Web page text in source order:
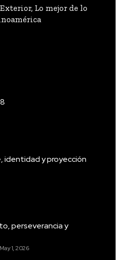
Lo mejor de lo
identidad y proyección
perseverancia y
May 1, 2026